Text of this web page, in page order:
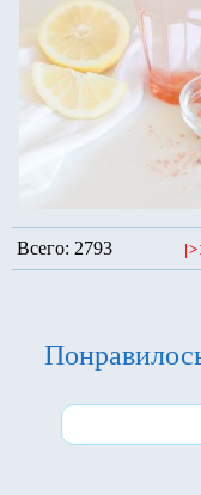
Всего: 2793 >